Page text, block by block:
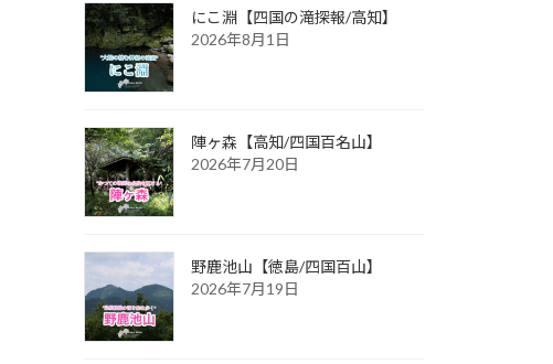
にこ淵【四国の滝探報/高知】
2026年8月1日
陣ヶ森【高知/四国百名山】
2026年7月20日
野鹿池山【徳島/四国百山】
2026年7月19日